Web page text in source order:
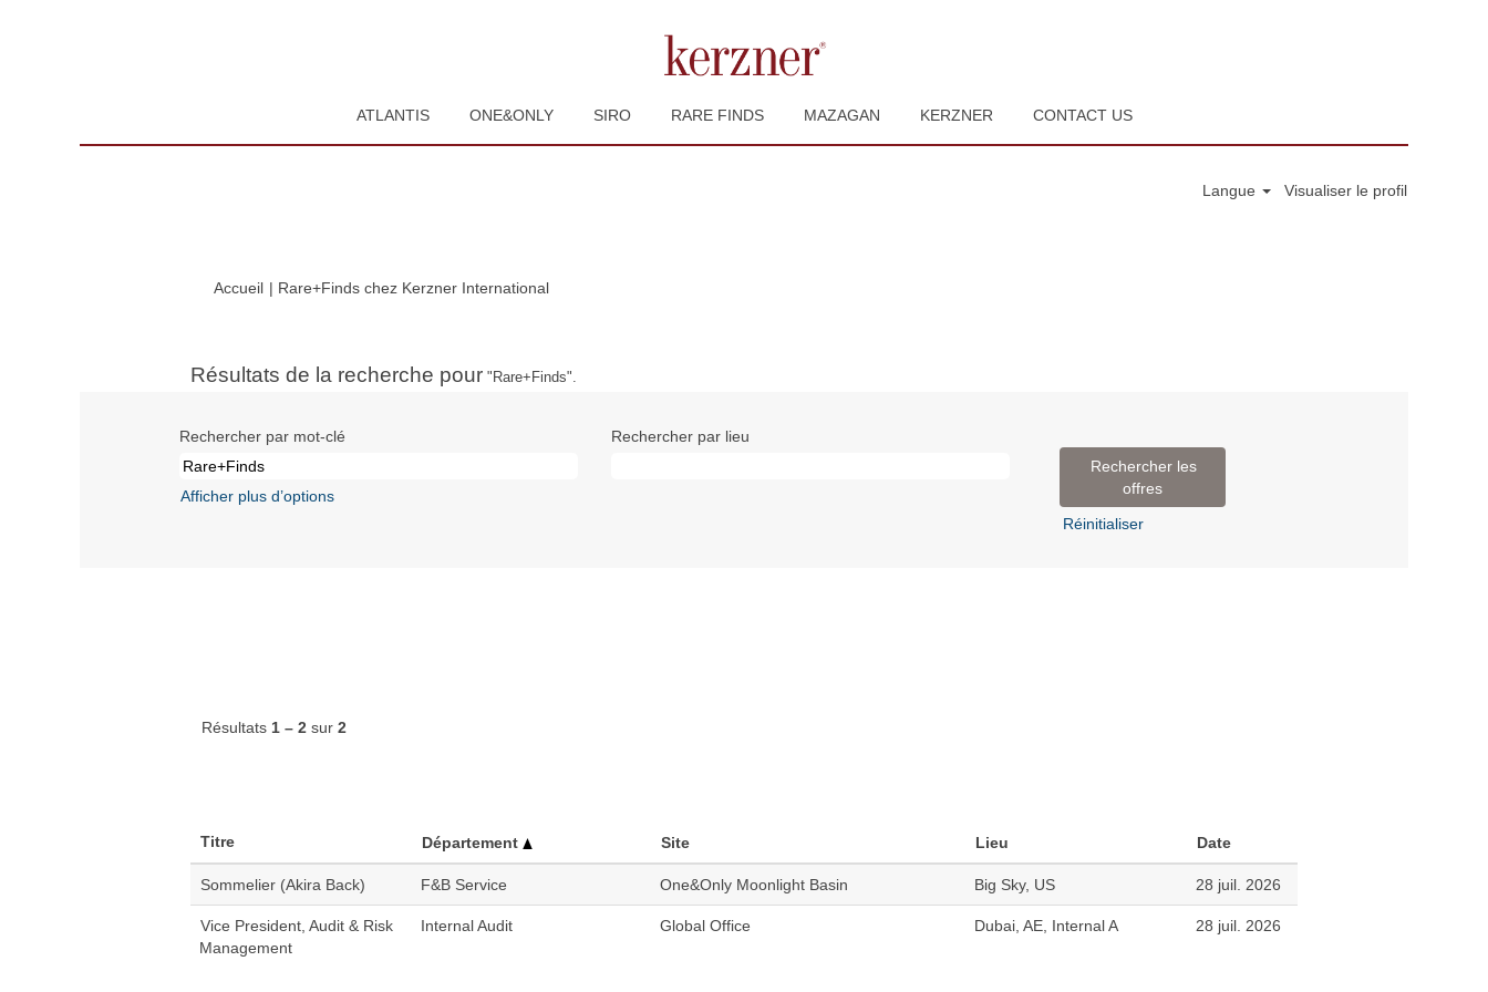
ATLANTIS ONE&ONLY SIRO RARE FINDS MAZAGAN KERZNER CONTACT US
Langue Visualiser le profil
Accueil | Rare+Finds chez Kerzner International(page
Résultats de la recherche pour "Rare+Finds".
Rechercher par mot-clé Rechercher par lieu
Afficher plus d’options
Réinitialiser
Résultats 1 – 2 sur 2
Titre Département Site Lieu Date
Sommelier (Akira Back) F&B Service One&Only Moonlight Basin Big Sky, US 28 juil. 2026
Vice President, Audit & Risk
Management
Internal Audit Global Office Dubai, AE, Internal A 28 juil. 2026